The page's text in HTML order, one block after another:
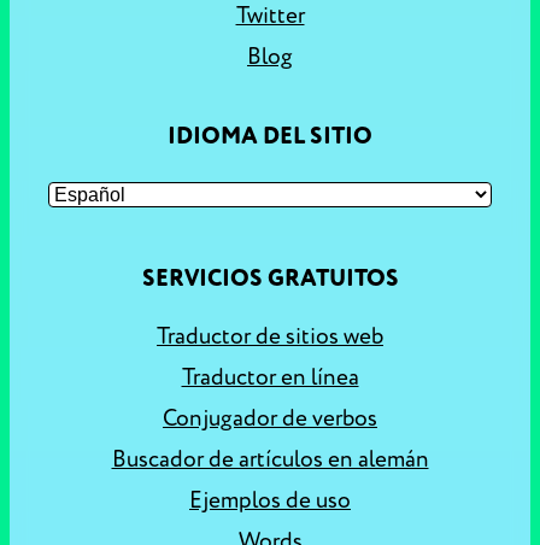
Twitter
Blog
IDIOMA DEL SITIO
SERVICIOS GRATUITOS
Traductor de sitios web
Traductor en línea
Conjugador de verbos
Buscador de artículos en alemán
Ejemplos de uso